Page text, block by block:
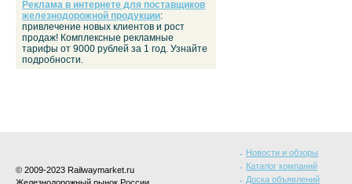
Реклама в интернете для поставщиков
железнодорожной продукции:
привлечение новых клиентов и рост
продаж! Комплексные рекламные
тарифы от 9000 рублей за 1 год. Узнайте
подробности.
© 2009-2023 Railwaymarket.ru
Новости и обзоры
Каталог компаний
Доска объявлений